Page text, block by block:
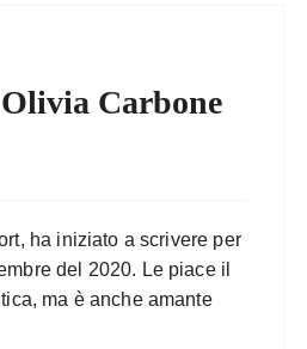
Olivia Carbone
ha iniziato a scrivere per
del 2020. Le piace il
ma è anche amante